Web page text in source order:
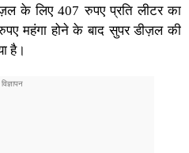
के लिए 407 रुपए प्रति लीटर का
महंगा होने के बाद सुपर डीज़ल की
है।